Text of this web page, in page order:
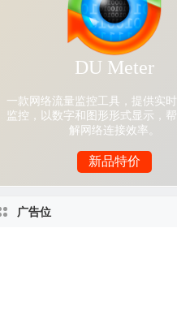
广告位